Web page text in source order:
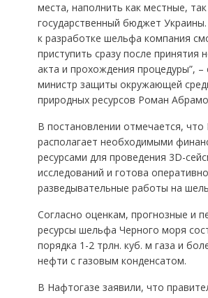
места, наполнить как местные,
государственный бюджет
к разработке шельфа компания
приступить сразу после принятия
акта и прохождения процедуры”, –
министр защиты окружающей
природных ресурсов Роман
В постановлении отмечается, что
располагает необходимыми
ресурсами для проведения 3D-
исследований и готова
разведывательные работы на
Согласно оценкам, прогнозные и
ресурсы шельфа Черного моря
порядка 1-2 трлн. куб. м газа и
нефти с газовым конденсатом.
В Нафтогазе заявили, что